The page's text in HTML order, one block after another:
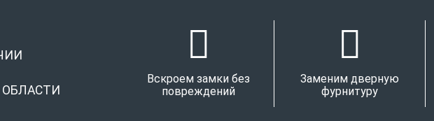
ОБЛАСТИ
Вскроем замки без
повреждений
Заменим дверную
фурнитуру